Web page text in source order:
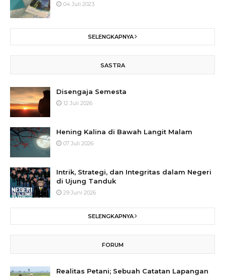
04 Juli 2023
SELENGKAPNYA
SASTRA
Disengaja Semesta
12 Juli 2026
Hening Kalina di Bawah Langit Malam
07 Juli 2026
Intrik, Strategi, dan Integritas dalam Negeri
di Ujung Tanduk
29 Juni 2026
SELENGKAPNYA
FORUM
Realitas Petani; Sebuah Catatan Lapangan